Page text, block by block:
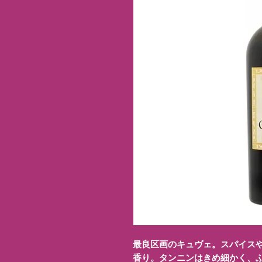
最良区画のキュヴェ。スパイス
香り。タンニンはきめ細かく、